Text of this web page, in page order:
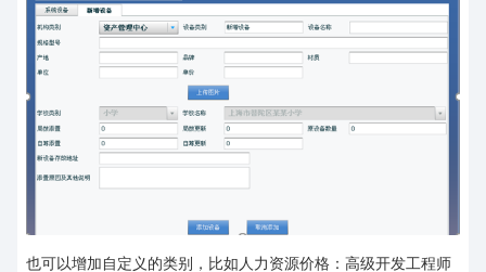
也可以增加自定义的类别，比如人力资源价格：高级开发工程师